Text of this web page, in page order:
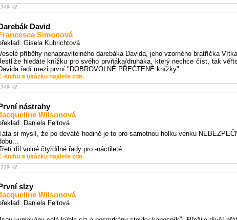
249 Kč
Darebák David
Francesca Simonová
Gisela Kubrichtová
příběhy nenapravitelného darebáka Davida, jeho vzorného bratříčka
hledáte knížku pro svého prvňáka/druháka, který nechce číst, tak
řadí mezi první "DOBROVOLNĚ PŘEČTENÉ knížky".
knihu a ukázku najdete zde.
249 Kč
První nástrahy
Wilsonová
Daniela Feltová
si myslí, že po deváté hodině je to pro samotnou holku venku
díl volné čtyřdílné řady pro -náctileté.
knihu a ukázku najdete zde.
229 Kč
První slzy
Wilsonová
Daniela Feltová